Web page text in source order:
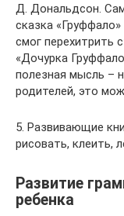
Д. Дональдсон.
сказка
смог перехитрить
«Дочурка
полезная мысль –
родителей, это
5. Развивающие
рисовать, клеить,
Развитие
ребенка